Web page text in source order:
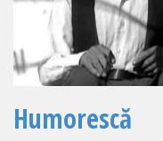
Humorescă